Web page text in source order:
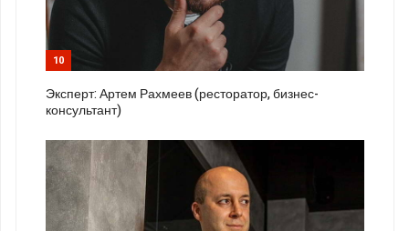
10
Эксперт: Артем Рахмеев (ресторатор, бизнес-
консультант)